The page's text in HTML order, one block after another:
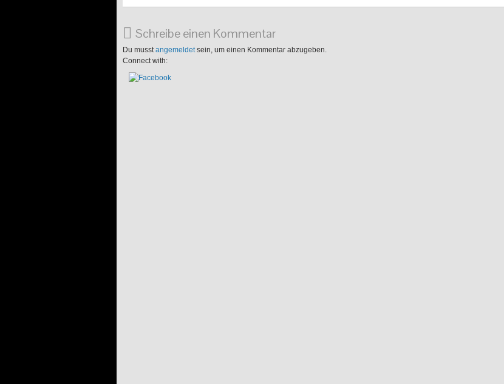
Schreibe einen Kommentar
Du musstangemeldetsein, um einen Kommentar abzugeben.
Connect with: